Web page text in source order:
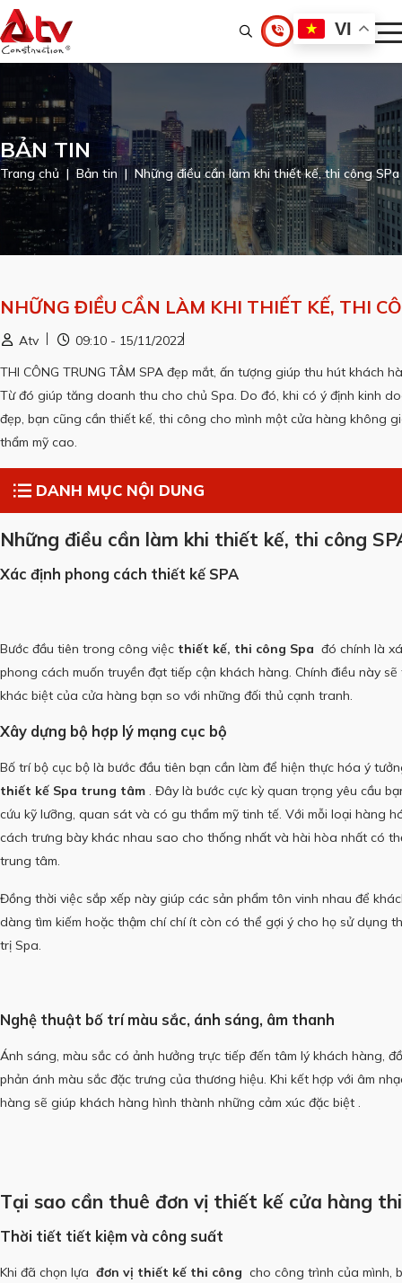
VI
BẢN TIN
Trang chủ Bản tin Những điều cần làm khi thiết kế, thi công SPa
NHỮNG ĐIỀU CẦN LÀM KHI THIẾT KẾ, THI
Atv
09:10 - 15/11/2022
THI CÔNG TRUNG TÂM SPA đẹp mắt, ấn tượng giúp thu hút khách
Từ đó giúp tăng doanh thu cho chủ Spa. Do đó, khi có ý định kinh
đẹp, bạn cũng cần thiết kế, thi công cho mình một cửa hàng không
thẩm mỹ cao.
DANH MỤC NỘI DUNG
Những điều cần làm khi thiết kế, thi công
Xác định phong cách thiết kế SPA
Bước đầu tiên trong công việc thiết kế, thi công Spa đó chính là
phong cách muốn truyền đạt tiếp cận khách hàng. Chính điều này
khác biệt của cửa hàng bạn so với những đối thủ cạnh tranh.
Xây dựng bộ hợp lý mạng cục bộ
Bố trí bộ cục bộ là bước đầu tiên bạn cần làm để hiện thực hóa ý
thiết kế Spa trung tâm . Đây là bước cực kỳ quan trọng yêu cầu
cứu kỹ lưỡng, quan sát và có gu thẩm mỹ tinh tế. Với mỗi loại hàng
cách trưng bày khác nhau sao cho thống nhất và hài hòa nhất có
trung tâm.
Đồng thời việc sắp xếp này giúp các sản phẩm tôn vinh nhau để
dàng tìm kiếm hoặc thậm chí chí ít còn có thể gợi ý cho họ sử dụng
trị Spa.
Nghệ thuật bố trí màu sắc, ánh sáng, âm thanh
Ánh sáng, màu sắc có ảnh hưởng trực tiếp đến tâm lý khách hàng,
phản ánh màu sắc đặc trưng của thương hiệu. Khi kết hợp với âm
hàng sẽ giúp khách hàng hình thành những cảm xúc đặc biệt .
Tại sao cần thuê đơn vị thiết kế cửa hàng
Thời tiết tiết kiệm và công suất
Khi đã chọn lựa đơn vị thiết kế thi công cho công trình của mình,